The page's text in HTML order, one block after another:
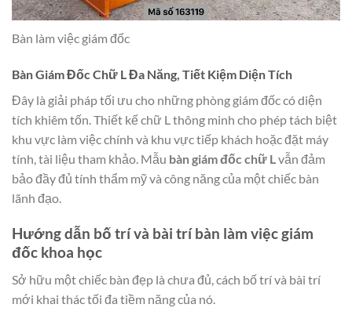
Bàn làm việc giám đốc
Bàn Giám Đốc Chữ L Đa Năng, Tiết Kiệm Diện Tích
Đây là giải pháp tối ưu cho những phòng giám đốc có diện
tích khiêm tốn. Thiết kế chữ L thông minh cho phép tách biệt
khu vực làm việc chính và khu vực tiếp khách hoặc đặt máy
tính, tài liệu tham khảo. Mẫu bàn giám đốc chữ Lvẫn đảm
bảo đầy đủ tính thẩm mỹ và công năng của một chiếc bàn
lãnh đạo.
Hướng dẫn bố trí và bài trí bàn làm việc giám
đốc khoa học
Sở hữu một chiếc bàn đẹp là chưa đủ, cách bố trí và bài trí
mới khai thác tối đa tiềm năng của nó.